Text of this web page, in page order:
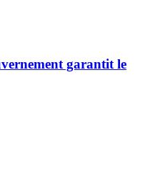
garantit le